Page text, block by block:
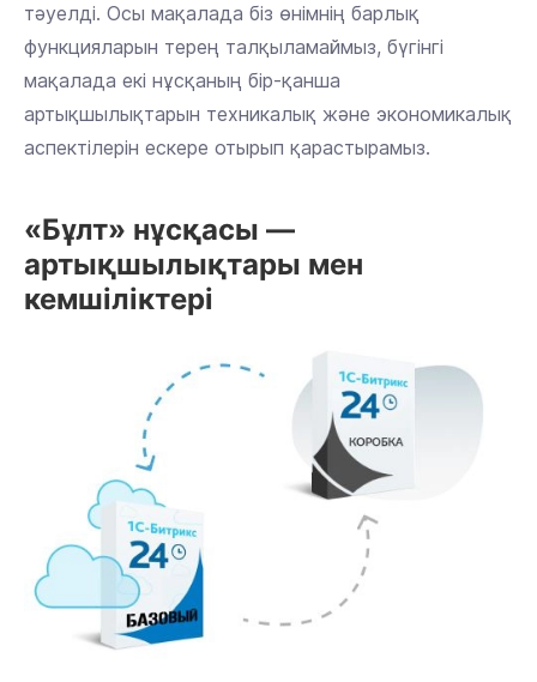
тәуелді. Осы мақалада біз өнімнің барлық
функцияларын терең талқыламаймыз, бүгінгі
мақалада екі нұсқаның бір-қанша
артықшылықтарын техникалық және экономикалық
аспектілерін ескере отырып қарастырамыз.
«Бұлт» нұсқасы —
артықшылықтары мен
кемшіліктері